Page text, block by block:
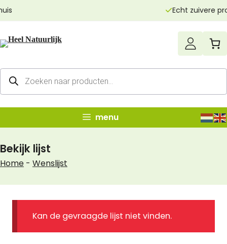
Ga
inhoud
Echt zuivere producten
Producten
zoeken
menu
Bekijk lijst
Home - Wenslijst
Kan de gevraagde lijst niet vinden.